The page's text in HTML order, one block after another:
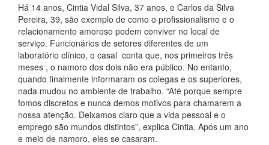
Há 14 anos, Cintia Vidal Silva, 37 anos, e Carlos da Silva
Pereira, 39, são exemplo de como o profissionalismo e o
relacionamento amoroso podem conviver no local de
serviço. Funcionários de setores diferentes de um
laboratório clínico, o casal conta que, nos primeiros três
meses , o namoro dos dois não era público. No entanto,
quando finalmente informaram os colegas e os superiores,
nada mudou no ambiente de trabalho. “Até porque sempre
fomos discretos e nunca demos motivos para chamarem a
nossa atenção. Deixamos claro que a vida pessoal e o
emprego são mundos distintos”, explica Cintia. Após um ano
e meio de namoro, eles se casaram.